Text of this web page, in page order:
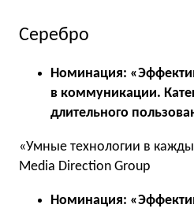
Серебро
Номинация:
в коммуникации.
длительного
«Умные технологии в
Media Direction Group
Номинация: